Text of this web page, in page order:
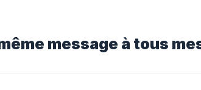
message à tous